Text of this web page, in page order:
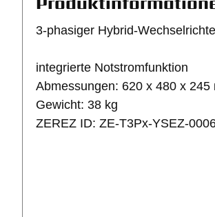
3-phasiger Hybrid-
integrierte Notstromfunktion
Abmessungen: 620 x 480 x 245
Gewicht: 38 kg
ZEREZ ID: ZE-T3Px-YSEZ-